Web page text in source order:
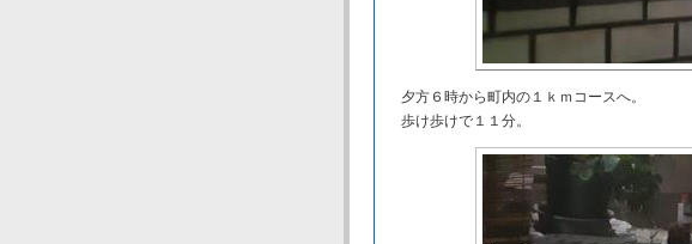
夕方６時から町内の１ｋｍコースへ。
歩け歩けで１１分。